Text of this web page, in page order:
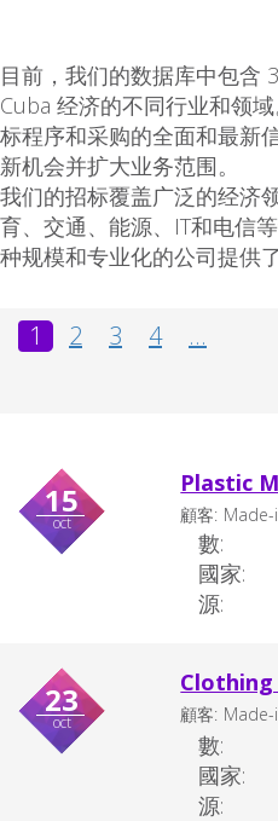
目前，我们的数据库中包含
Cuba 经济的不同行业和领
标程序和采购的全面和最新
新机会并扩大业务范围。
我们的招标覆盖广泛的经济
育、交通、能源、IT和电信
种规模和专业化的公司提供
1 2 3 4 ...
15
oct
Plastic
顧客:
數:
國家:
源:
23
oct 顧客:
數:
國家:
源: